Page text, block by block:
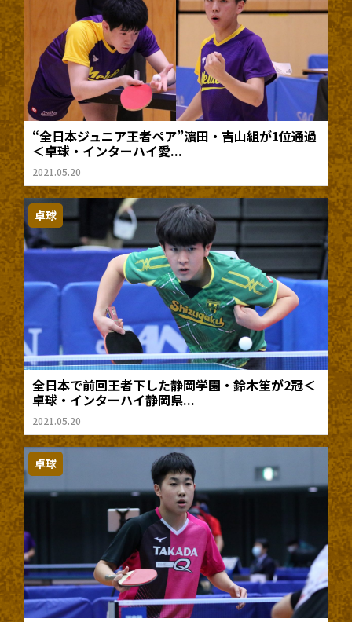
“全日本ジュニア王者ペア”濵田・吉山組が1位通過
＜卓球・インターハイ愛...
2021.05.20
卓球
全日本で前回王者下した静岡学園・鈴木笙が2冠＜
卓球・インターハイ静岡県...
2021.05.20
卓球